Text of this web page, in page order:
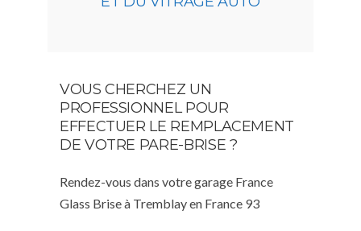
VOUS CHERCHEZ UN
PROFESSIONNEL POUR
EFFECTUER LE REMPLACEMENT
DE VOTRE PARE-BRISE ?
Rendez-vous dans votre garage France
Glass Brise à Tremblay en France 93